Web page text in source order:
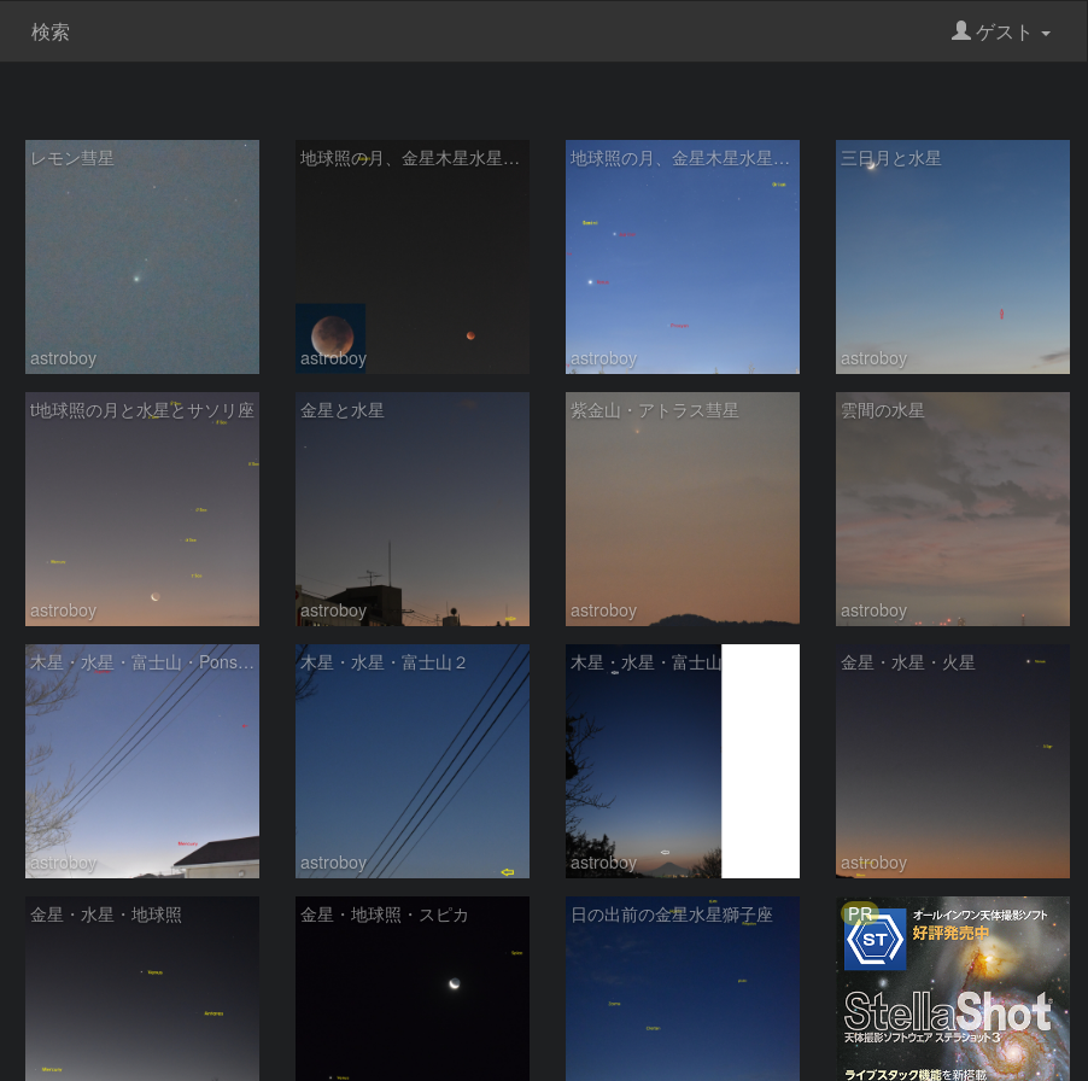
検索 ゲスト
レモン彗星
astroboy
地球照の月、金星木星水星、オリオン座、ふたご座
astroboy
地球照の月、金星木星水星、オリオン座、ふたご座
astroboy
三日月と水星
astroboy
t地球照の月と水星とサソリ座
astroboy
金星と水星
astroboy
紫金山・アトラス彗星
astroboy
雲間の水星
astroboy
木星・水星・富士山・Pons-Brooks
astroboy
木星・水星・富士山２
astroboy
木星・水星・富士山
astroboy
金星・水星・火星
astroboy
金星・水星・地球照 金星・地球照・スピカ 日の出前の金星水星獅子座 PR